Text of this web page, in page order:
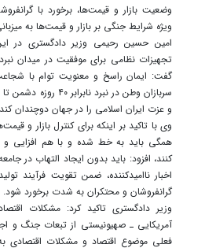
وضعیت بازار و قیمت‌ها، برخورد با
ویژه شرایط جنگی بر بازار و قیمت‌ها به
امین حسین رحیمی وزیر دادگستری در
تجهیزات نظامی برای موفقیت در میدان
گفت: ایمان راسخ و معنویت توام با
سربازان وطن در نبرد
و عزت ایران اسلامی را در جهان دوچندان
وی با تاکید بر اینکه برای کنترل بازار و
همگی باید به خط شده و با هم افزایی و
کنند، افزود: باید بدون ایجاد التهاب در
اخبار ناامیدکننده، ضمن تقویت فرآیند
گرانفروشان و محتکران به شدت برخورد شود.
وزیر دادگستری تاکید کرد: مشکلات
آمریکایی ـ صهیونیستی از تبعات جنگ و
فعلی موضوع اقتصاد و مشکلات اقتصادی